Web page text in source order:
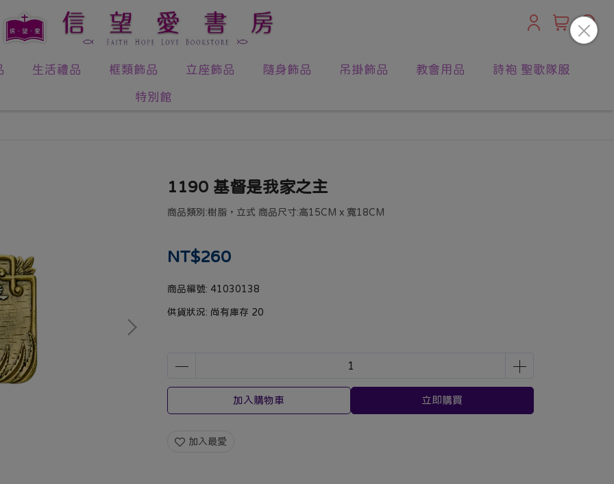
生活禮品 框類飾品 立座飾品 隨身飾品 吊掛飾品 教會用品
詩袍 聖歌隊服
特別館
1190 基督是我家之主
商品類別:樹脂，立式 商品尺寸:高15CM x 寬18CM
NT$260
商品編號: 41030138
供貨狀況: 尚有庫存 20
加入購物車 立即購買
加入最愛